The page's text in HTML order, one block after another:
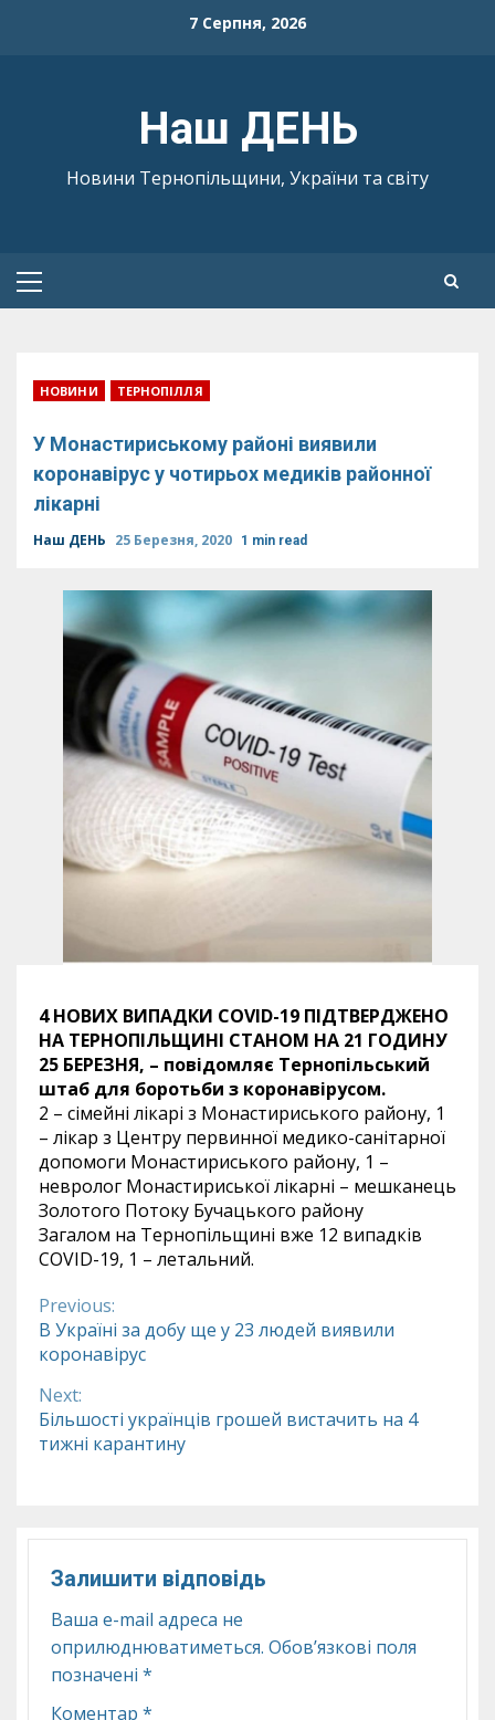
7 Серпня, 2026
Наш ДЕНЬ
Новини Тернопільщини, України та світу
Primary
НОВИНИ ТЕРНОПІЛЛЯ
У Монастириському районі виявили
коронавірус у чотирьох медиків районної
лікарні
Наш ДЕНЬ 25 Березня, 2020 1 min read
4 НОВИХ ВИПАДКИ COVID-19 ПІДТВЕРДЖЕНО
НА ТЕРНОПІЛЬЩИНІ СТАНОМ НА 21 ГОДИНУ
25 БЕРЕЗНЯ, – повідомляє Тернопільський
штаб для боротьби з коронавірусом.
2 – сімейні лікарі з Монастириського району, 1
– лікар з Центру первинної медико-санітарної
допомоги Монастириського району, 1 –
невролог Монастириської лікарні – мешканець
Золотого Потоку Бучацького району
Загалом на Тернопільщині вже 12 випадків
COVID-19, 1 – летальний.
Continue
Reading
Previous:
В Україні за добу ще у 23 людей виявили
коронавірус
Next:
Більшості українців грошей вистачить на 4
тижні карантину
Залишити відповідь
Ваша e-mail адреса не
оприлюднюватиметься. Обов’язкові поля
позначені *
Коментар *